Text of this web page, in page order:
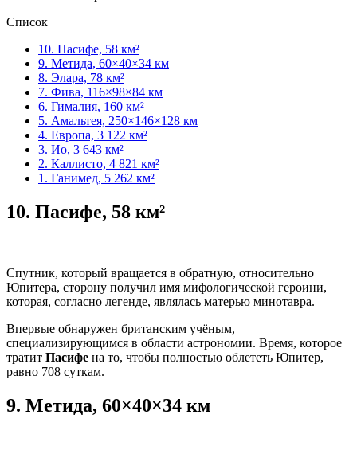
Список
10. Пасифе, 58 км²
9. Метида, 60×40×34 км
8. Элара, 78 км²
7. Фива, 116×98×84 км
6. Гималия, 160 км²
5. Амальтея, 250×146×128 км
4. Европа, 3 122 км²
3. Ио, 3 643 км²
2. Каллисто, 4 821 км²
1. Ганимед, 5 262 км²
10. Пасифе, 58 км²
Спутник, который вращается в обратную, относительно
Юпитера, сторону получил имя мифологической героини,
которая, согласно легенде, являлась матерью минотавра.
Впервые обнаружен британским учёным,
специализирующимся в области астрономии. Время, которое
тратит Пасифе на то, чтобы полностью облететь Юпитер,
равно 708 суткам.
9. Метида, 60×40×34 км